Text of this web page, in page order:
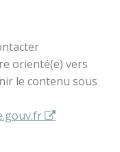
orienté(e) vers
le contenu sous